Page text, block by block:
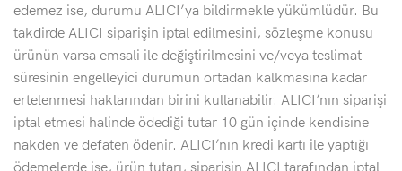
edemez ise, durumu ALICI’ya bildirmekle yükümlüdür. Bu
takdirde ALICI siparişin iptal edilmesini, sözleşme konusu
ürünün varsa emsali ile değiştirilmesini ve/veya teslimat
süresinin engelleyici durumun ortadan kalkmasına kadar
ertelenmesi haklarından birini kullanabilir. ALICI’nın siparişi
iptal etmesi halinde ödediği tutar 10 gün içinde kendisine
nakden ve defaten ödenir. ALICI’nın kredi kartı ile yaptığı